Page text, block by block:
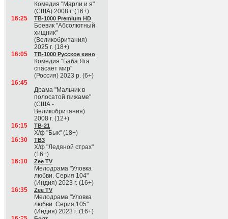
Комедия "Марли и я"
(США) 2008 г. (16+)
16:25
ТВ-1000 Premium HD
Боевик "Абсолютный
хищник"
(Великобритания)
2025 г. (18+)
16:05
ТВ-1000 Русское кино
Комедия "Баба Яга
спасает мир"
(Россия) 2023 р. (6+)
16:45
Драма "Мальчик в
полосатой пижаме"
(США -
Великобритания)
2008 г. (12+)
16:15
ТВ-21
Х/ф "Бык" (18+)
16:30
ТВ3
Х/ф "Ледяной страх"
(16+)
16:10
Zee TV
Мелодрама "Уловка
любви. Серия 104"
(Индия) 2023 г. (16+)
16:35
Zee TV
Мелодрама "Уловка
любви. Серия 105"
(Индия) 2023 г. (16+)